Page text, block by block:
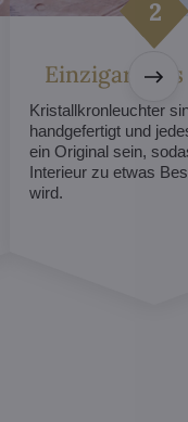
Kristallkronleuchter
handgefertigt und
ein Original sein,
Interieur zu etwas
wird.